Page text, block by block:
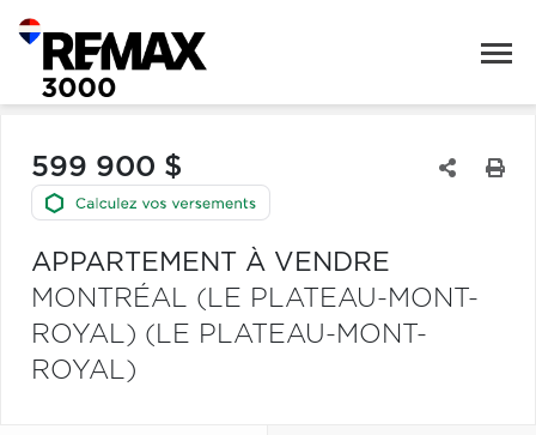
599 900 $
APPARTEMENT À VENDRE
MONTRÉAL (LE PLATEAU-MONT-
ROYAL) (LE PLATEAU-MONT-
ROYAL)